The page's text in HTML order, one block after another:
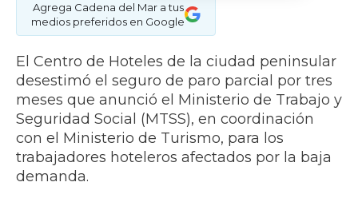
Agrega Cadena del Mar a tus
medios preferidos en Google
El Centro de Hoteles de la ciudad peninsular
desestimó el seguro de paro parcial por tres
meses que anunció el Ministerio de Trabajo y
Seguridad Social (MTSS), en coordinación
con el Ministerio de Turismo, para los
trabajadores hoteleros afectados por la baja
demanda.